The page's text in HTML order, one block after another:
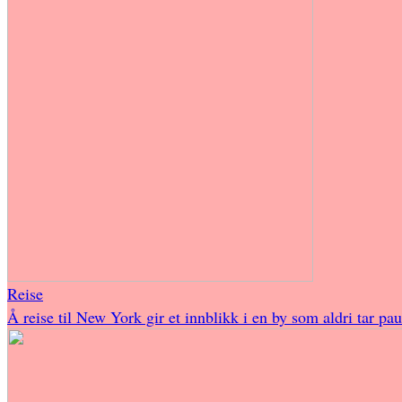
Reise
Å reise til New York gir et innblikk i en by som aldri tar